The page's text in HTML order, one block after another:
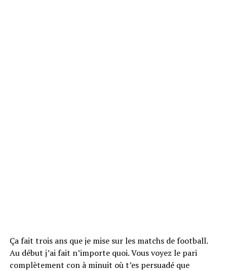
Ça fait trois ans que je mise sur les matchs de football.
Au début j’ai fait n’importe quoi. Vous voyez le pari
complètement con à minuit où t’es persuadé que